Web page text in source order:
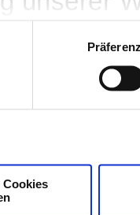
diese
Cookies